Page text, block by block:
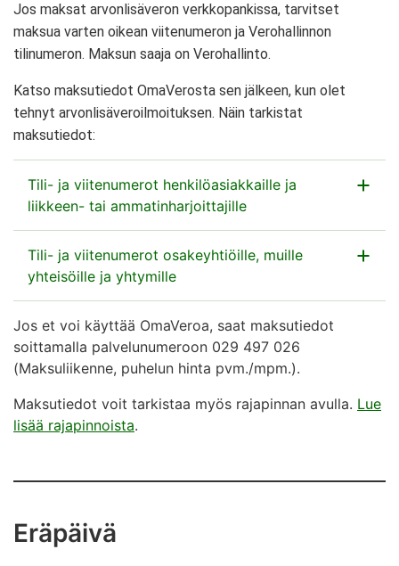
Jos maksat arvonlisäveron verkkopankissa, tarvitset
maksua varten oikean viitenumeron ja Verohallinnon
tilinumeron. Maksun saaja on Verohallinto.
Katso maksutiedot OmaVerosta sen jälkeen, kun olet
tehnyt arvonlisäveroilmoituksen. Näin tarkistat
maksutiedot:
Tili- ja viitenumerot henkilöasiakkaille ja
liikkeen- tai ammatinharjoittajille
Näin tarkistat maksutiedot OmaVerosta, jos olet
henkilöasiakas, liikkeen- tai ammatinharjoittaja tai
maatalouden tai metsätalouden harjoittaja:
Siirry OmaVeroon, jos et ole vielä kirjautunut
palveluun (avautuu uuteen välilehteen)
Valitse etusivun
maksutiedot
Tili- ja viitenumerot osakeyhtiöille, muille
yhteisöille ja yhtymille
Näin tarkistat osakeyhtiön, yhtymän, yhdistyksen,
julkisyhteisön tai muun yhteisöasiakkaan maksutiedot
OmaVerosta:
Siirry OmaVeroon, jos et ole vielä kirjautunut
palveluun (avautuu uuteen välilehteen)
maksaminen ja maksutiedot
Jos et voi käyttää OmaVeroa, saat maksutiedot
soittamalla palvelunumeroon 029 497 026
(Maksuliikenne, puhelun hinta pvm./mpm.).
Maksutiedot voit tarkistaa myös rajapinnan avulla. Lue
lisää rajapinnoista.
Eräpäivä